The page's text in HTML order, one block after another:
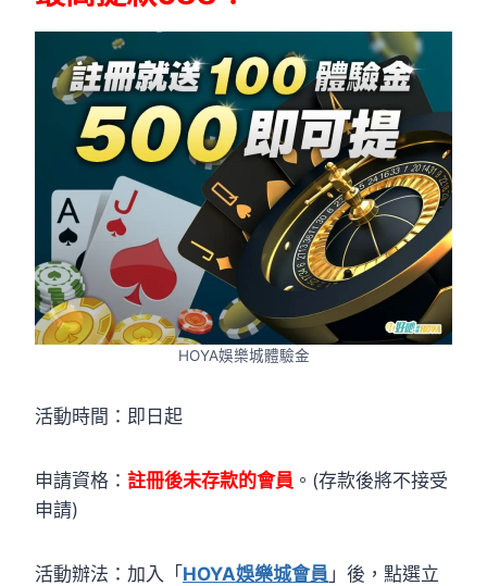
HOYA娛樂城體驗金
活動時間：即日起
申請資格： 註冊後未存款的會員 。(存款後將不接受
申請)
活動辦法：加入「HOYA娛樂城會員 」後，點選立